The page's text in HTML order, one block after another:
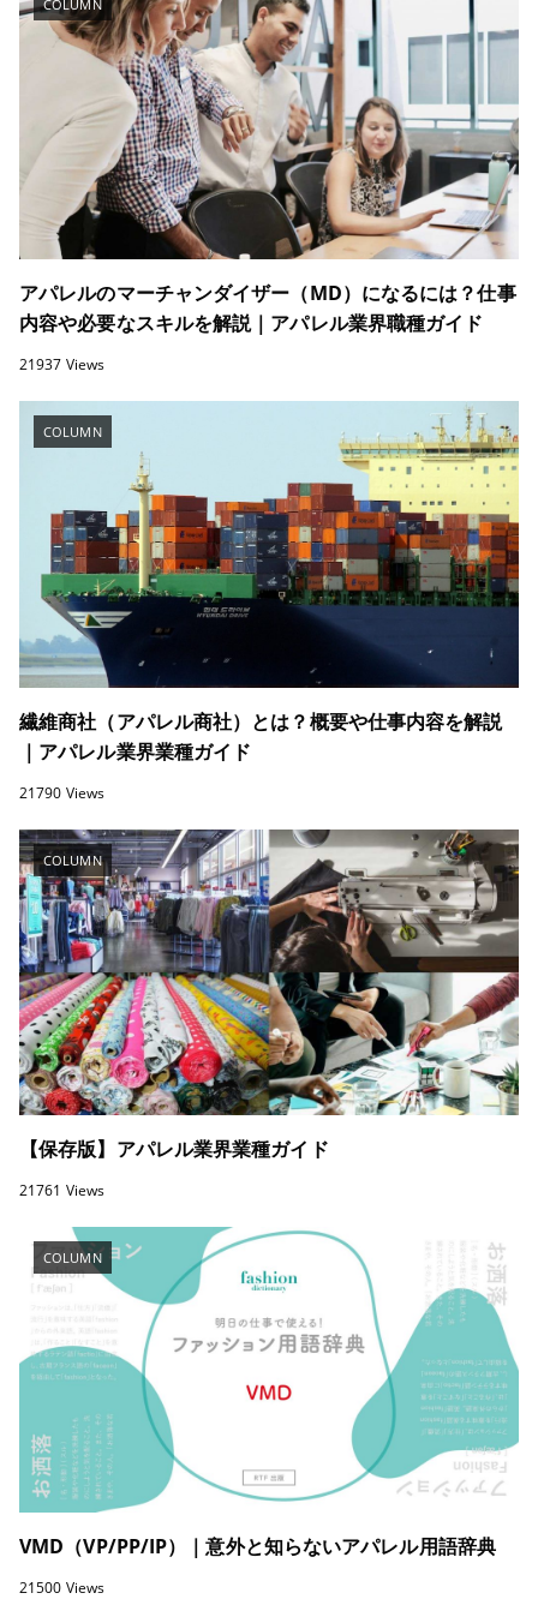
COLUMN
アパレルのマーチャンダイザー（MD）になるには？仕事
内容や必要なスキルを解説｜アパレル業界職種ガイド
21937 Views
COLUMN
繊維商社（アパレル商社）とは？概要や仕事内容を解説
｜アパレル業界業種ガイド
21790 Views
COLUMN
【保存版】アパレル業界業種ガイド
21761 Views
COLUMN
VMD（VP/PP/IP）｜意外と知らないアパレル用語辞典
21500 Views